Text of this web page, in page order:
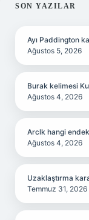
SON YAZILAR
Ayı Paddington
Ağustos 5, 2026
Burak kelimesi
Ağustos 4, 2026
Arclk hangi
Ağustos 4, 2026
Uzaklaştırma
Temmuz 31, 2026